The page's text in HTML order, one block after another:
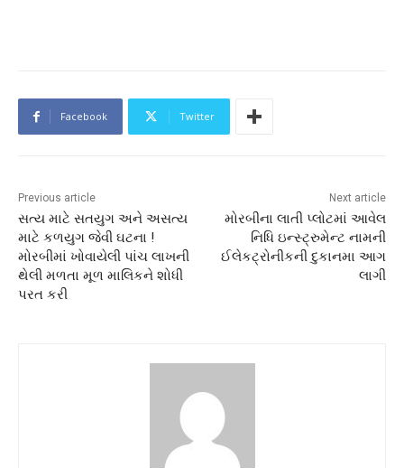
Facebook Twitter
Previous article
સત્ય માટે સતયુગ અને અસત્ય
માટે કળયુગ જેવી ઘટના !
મોરબીમાં ખોવાયેલી પાંચ લાખની
થેલી મળતા મૂળ માલિકને શોધી
પરત કરી
Next article
મોરબીના લાતી પ્લોટમાં આવેલ
નિધિ ઇન્સ્ટ્રુમેન્ટ નામની
ઈલેકટ્રોનીકની દુકાનમા આગ
લાગી